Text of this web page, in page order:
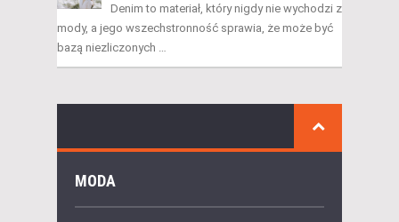
Denim to materiał, który nigdy nie wychodzi z
mody, a jego wszechstronność sprawia, że może być
bazą niezliczonych …
MODA